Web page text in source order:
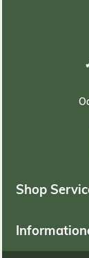
Shop